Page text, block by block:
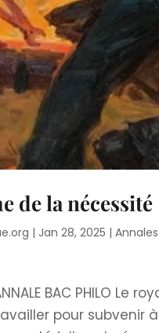
de la nécessité
| Jan 28, 2025 |
BAC PHILO
pour subvenir à